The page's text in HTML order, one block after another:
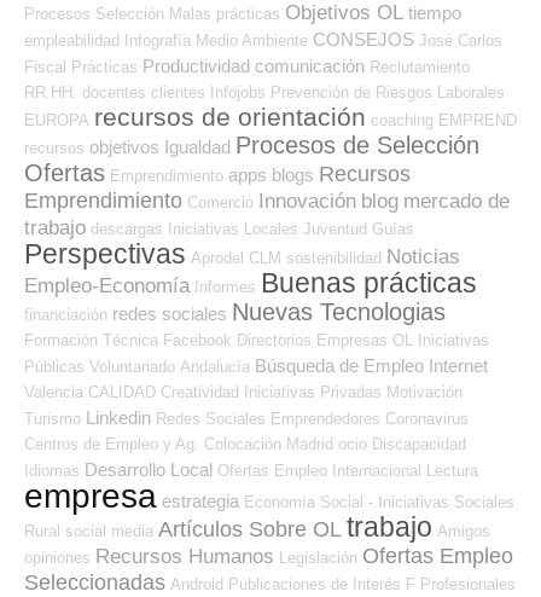
Procesos Selección Malas prácticas Objetivos OL tiempo
empleabilidad Infografía Medio Ambiente CONSEJOS José Carlos
Fiscal Prácticas Productividad comunicación Reclutamiento
RR.HH. docentes clientes Infojobs Prevención de Riesgos Laborales
EUROPA recursos de orientación coaching EMPREND
recursos objetivos Igualdad Procesos de Selección
Ofertas Emprendimiento apps blogs Recursos
Emprendimiento Comercio Innovación blog mercado de
trabajo descargas Iniciativas Locales Juventud Guías
Perspectivas Aprodel CLM sostenibilidad Noticias
Empleo-Economía Informes Buenas prácticas
financiación redes sociales Nuevas Tecnologias
Formación Técnica Facebook Directorios Empresas OL Iniciativas
Públicas Voluntariado Andalucía Búsqueda de Empleo Internet
Valencia CALIDAD Creatividad Iniciativas Privadas Motivación
Turismo Linkedin Redes Sociales Emprendedores Coronavirus
Centros de Empleo y Ag. Colocación Madrid ocio Discapacidad
Idiomas Desarrollo Local Ofertas Empleo Internacional Lectura
empresa estrategia Economía Social - Iniciativas Sociales
Rural social media Artículos Sobre OL trabajo Amigos
opiniones Recursos Humanos Legislación Ofertas Empleo
Seleccionadas Android Publicaciones de Interés F Profesionales